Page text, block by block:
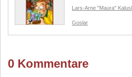
Lars-Arne "Maura"
Goslar
0 Kommentare